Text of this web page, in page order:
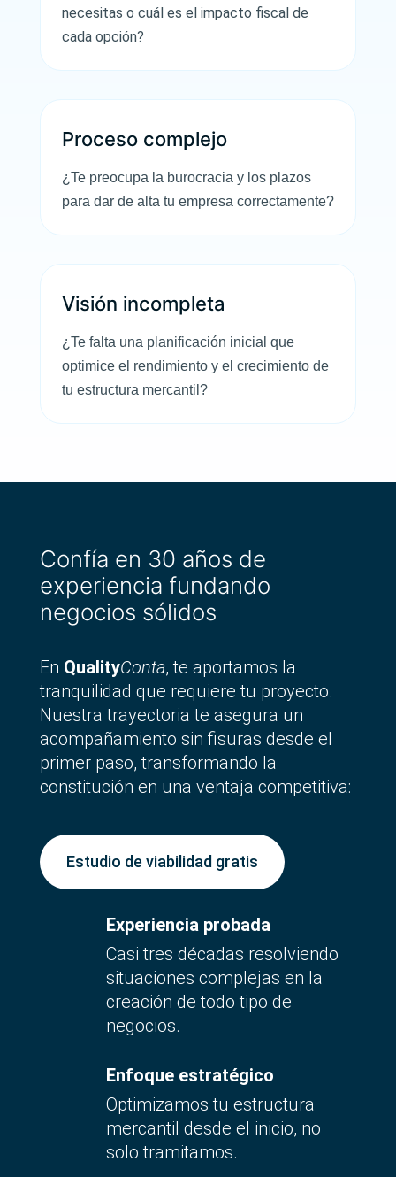
necesitas o cuál es el impacto fiscal de
cada opción?
Proceso complejo
¿Te preocupa la burocracia y los plazos
para dar de alta tu empresa correctamente?
Visión incompleta
¿Te falta una planificación inicial que
optimice el rendimiento y el crecimiento de
tu estructura mercantil?
Confía en 30 años de
experiencia fundando
negocios sólidos
En QualityConta, te aportamos la
tranquilidad que requiere tu proyecto.
Nuestra trayectoria te asegura un
acompañamiento sin fisuras desde el
primer paso, transformando la
constitución en una ventaja competitiva:
Estudio de viabilidad gratis
Experiencia probada
Casi tres décadas resolviendo
situaciones complejas en la
creación de todo tipo de
negocios.
Enfoque estratégico
Optimizamos tu estructura
mercantil desde el inicio, no
solo tramitamos.